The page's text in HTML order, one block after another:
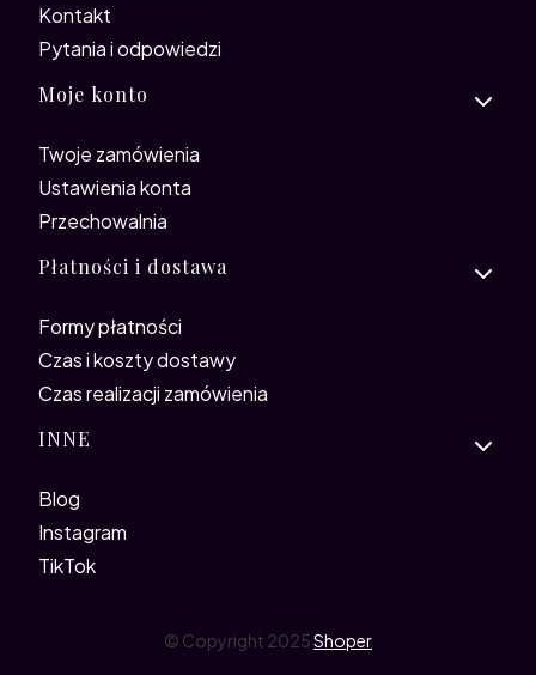
Kontakt
Pytania i odpowiedzi
Moje konto
Twoje zamówienia
Ustawienia konta
Przechowalnia
Płatności i dostawa
Formy płatności
Czas i koszty dostawy
Czas realizacji zamówienia
INNE
Blog
Instagram
TikTok
© Copyright 2025Shoper